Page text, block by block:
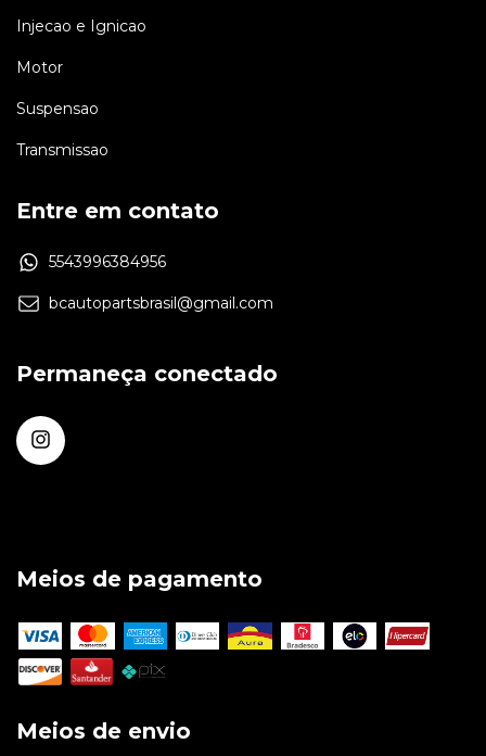
Injecao e Ignicao
Motor
Suspensao
Transmissao
Entre em contato
5543996384956
bcautopartsbrasil@gmail.com
Permaneça conectado
Meios de pagamento
Meios de envio